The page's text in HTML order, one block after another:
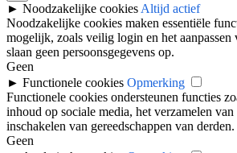
► Noodzakelijke cookies Altijd actief
Noodzakelijke cookies maken essentiële
mogelijk, zoals veilig login en het aanpassen
slaan geen persoonsgegevens op.
Geen
► Functionele cookies Opmerking
Functionele cookies ondersteunen functies
inhoud op sociale media, het verzamelen
inschakelen van gereedschappen van derden.
Geen